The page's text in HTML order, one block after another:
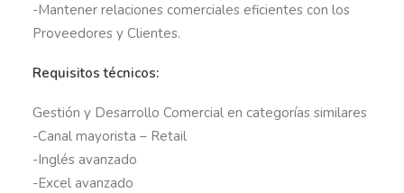
-Mantener relaciones comerciales eficientes con los
Proveedores y Clientes.
Requisitos técnicos:
Gestión y Desarrollo Comercial en categorías similares
-Canal mayorista – Retail
-Inglés avanzado
-Excel avanzado